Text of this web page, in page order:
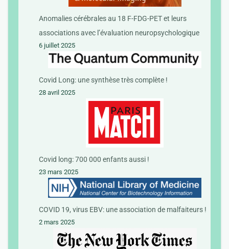
Anomalies cérébrales au 18 F-FDG-PET et leurs
associations avec l’évaluation neuropsychologique
6 juillet 2025
Covid Long: une synthèse très complète !
28 avril 2025
Covid long: 700 000 enfants aussi !
23 mars 2025
COVID 19, virus EBV: une association de malfaiteurs !
2 mars 2025